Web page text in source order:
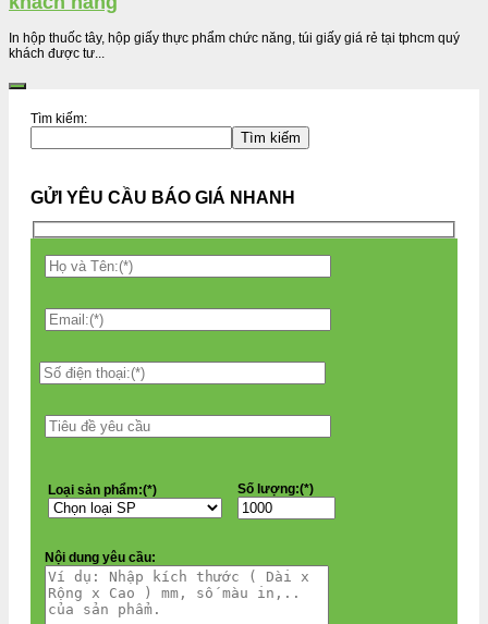
In hộp thuốc tây, hộp giấy thực phẩm chức năng, túi giấy giá rẻ tại tphcm quý
khách được tư...
Tìm kiếm:
Tìm kiếm
GỬI YÊU CẦU BÁO GIÁ NHANH
Loại sản phẩm:(*) Số lượng:(*)
Nội dung yêu cầu: